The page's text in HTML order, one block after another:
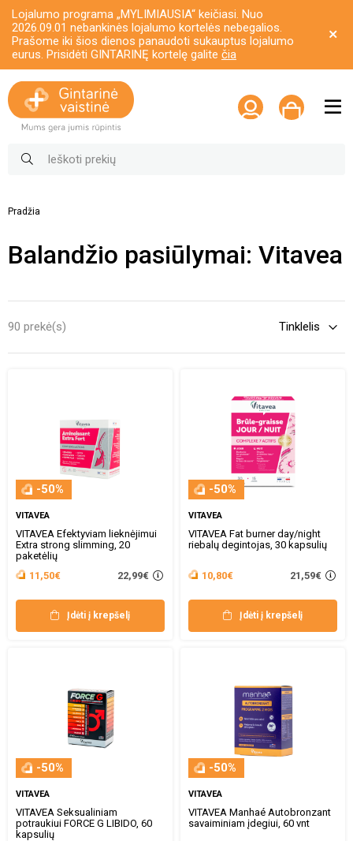
Lojalumo programa „MYLIMIAUSIA“ keičiasi. Nuo
2026.09.01 nebankinės lojalumo kortelės nebegalios.
Prašome iki šios dienos panaudoti sukauptus lojalumo
eurus. Prisidėti GINTARINĘ kortelę galite čia
Pradžia
Balandžio pasiūlymai: Vitavea
90 prekė(s)
-50%
VITAVEA
VITAVEA Efektyviam lieknėjimui
Extra strong slimming, 20
paketėlių
11,50€
22,99€
Įdėti į krepšelį
-50%
VITAVEA
VITAVEA Fat burner day/night
riebalų degintojas, 30 kapsulių
10,80€ 21,59€
Įdėti į krepšelį
-50%
VITAVEA
VITAVEA Seksualiniam
potraukiui FORCE G LIBIDO, 60
kapsulių
-50%
VITAVEA
VITAVEA Manhaé Autobronzant
savaiminiam įdegiui, 60 vnt